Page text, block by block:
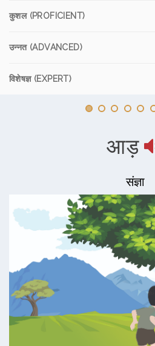
कुशल (PROFICIENT)
उन्नत (ADVANCED)
विशेषज्ञ (EXPERT)
आड़
संज्ञा